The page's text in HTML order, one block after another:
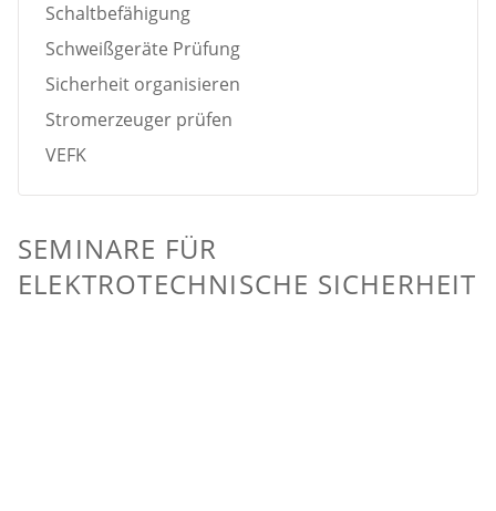
Schaltbefähigung
Schweißgeräte Prüfung
Sicherheit organisieren
Stromerzeuger prüfen
VEFK
SEMINARE FÜR
ELEKTROTECHNISCHE SICHERHEIT